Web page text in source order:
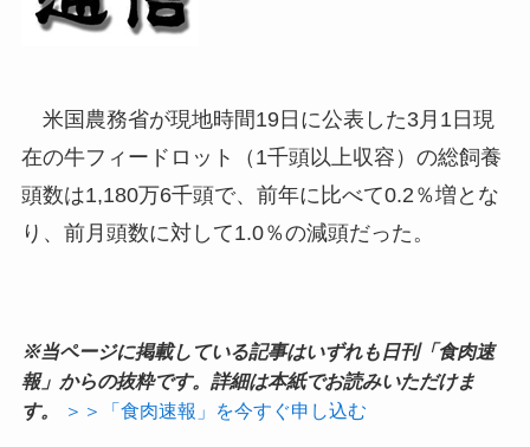
米国農務省が現地時間19日に公表した3月1日現
在の牛フィードロット（1千頭以上収容）の総飼養
頭数は1,180万6千頭で、前年に比べて0.2％増とな
り、前月頭数に対して1.0％の減頭だった。
※当ページに掲載している記事はいずれも日刊「食肉速
報」からの抜粋です。詳細は本紙でお読みいただけま
す。
＞＞「食肉速報」を今すぐ申し込む